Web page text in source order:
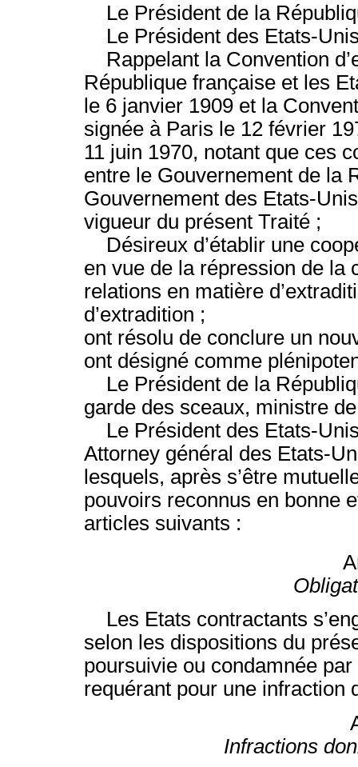
Le Président de la
Le Président des Etats-
Rappelant la Convention
République française et les
le 6 janvier 1909 et la
signée à Paris le 12 février
11 juin 1970, notant que ces
entre le Gouvernement de la
Gouvernement des Etats-
vigueur du présent Traité ;
Désireux d’établir une
en vue de la répression de la
relations en matière
d’extradition ;
ont résolu de conclure un
ont désigné comme
Le Président de la
garde des sceaux, ministre
Le Président des Etats-
Attorney général des Etats-
lesquels, après s’être
pouvoirs reconnus en bonne
articles suivants :
Les Etats contractants
selon les dispositions du
poursuivie ou condamnée
requérant pour une infraction
Infractions